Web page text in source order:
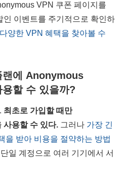
VPN 쿠폰 페이지를
인 이벤트를 주기적으로 확인하
양한 VPN 혜택을 찾아볼 수
랜에 Anonymous
할 수 있을까?
최초로 가입할 때만
사용할 수 있다. 그러나 가장 긴
을 받아 비용을 절약하는 방법
일 계정으로 여러 기기에서 서